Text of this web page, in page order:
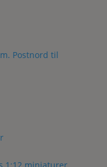
m. Postnord til